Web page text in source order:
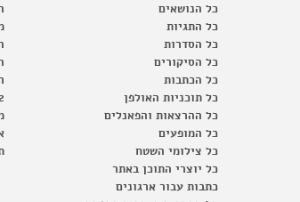
כל הנושאים
כל התגיות
כל הסדרות
כל הסיקורים
כל הכתבות
כל תוכניות האולפן
כל ההרצאות והפאנלים
כל המופעים
כל צילומי השטח
כל יוצרי התוכן באתר
כתבות עבור ארגונים